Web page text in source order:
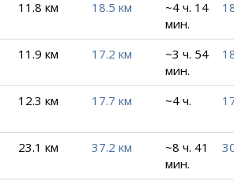
11.8 км 18.5 км
~4 ч. 14
мин.
11.9 км 17.2 км
~3 ч. 54
мин.
12.3 км 17.7 км ~4 ч.
23.1 км 37.2 км
~8 ч. 41
мин.